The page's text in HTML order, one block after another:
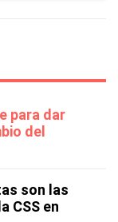
para dar
del
son las
CSS en